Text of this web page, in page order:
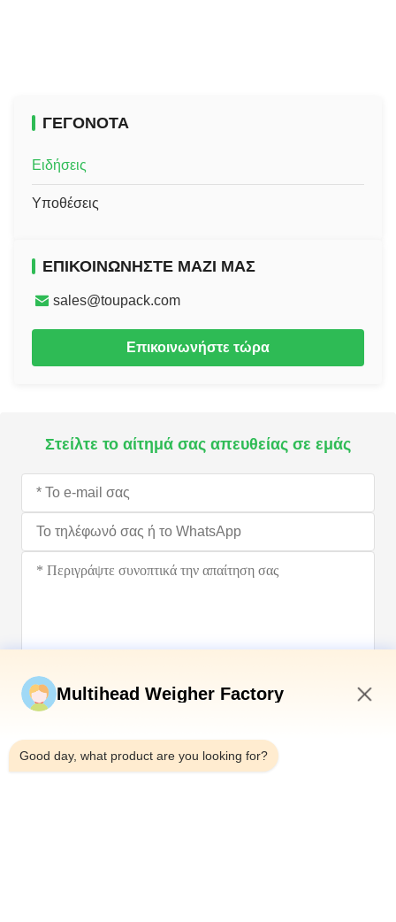
ΓΕΓΟΝΌΤΑ
Ειδήσεις
Υποθέσεις
ΕΠΙΚΟΙΝΩΝΉΣΤΕ ΜΑΖΊ ΜΑΣ
sales@toupack.com
Επικοινωνήστε τώρα
Στείλτε το αίτημά σας απευθείας σε εμάς
Multihead Weigher Factory
Good day, what product are you looking for?